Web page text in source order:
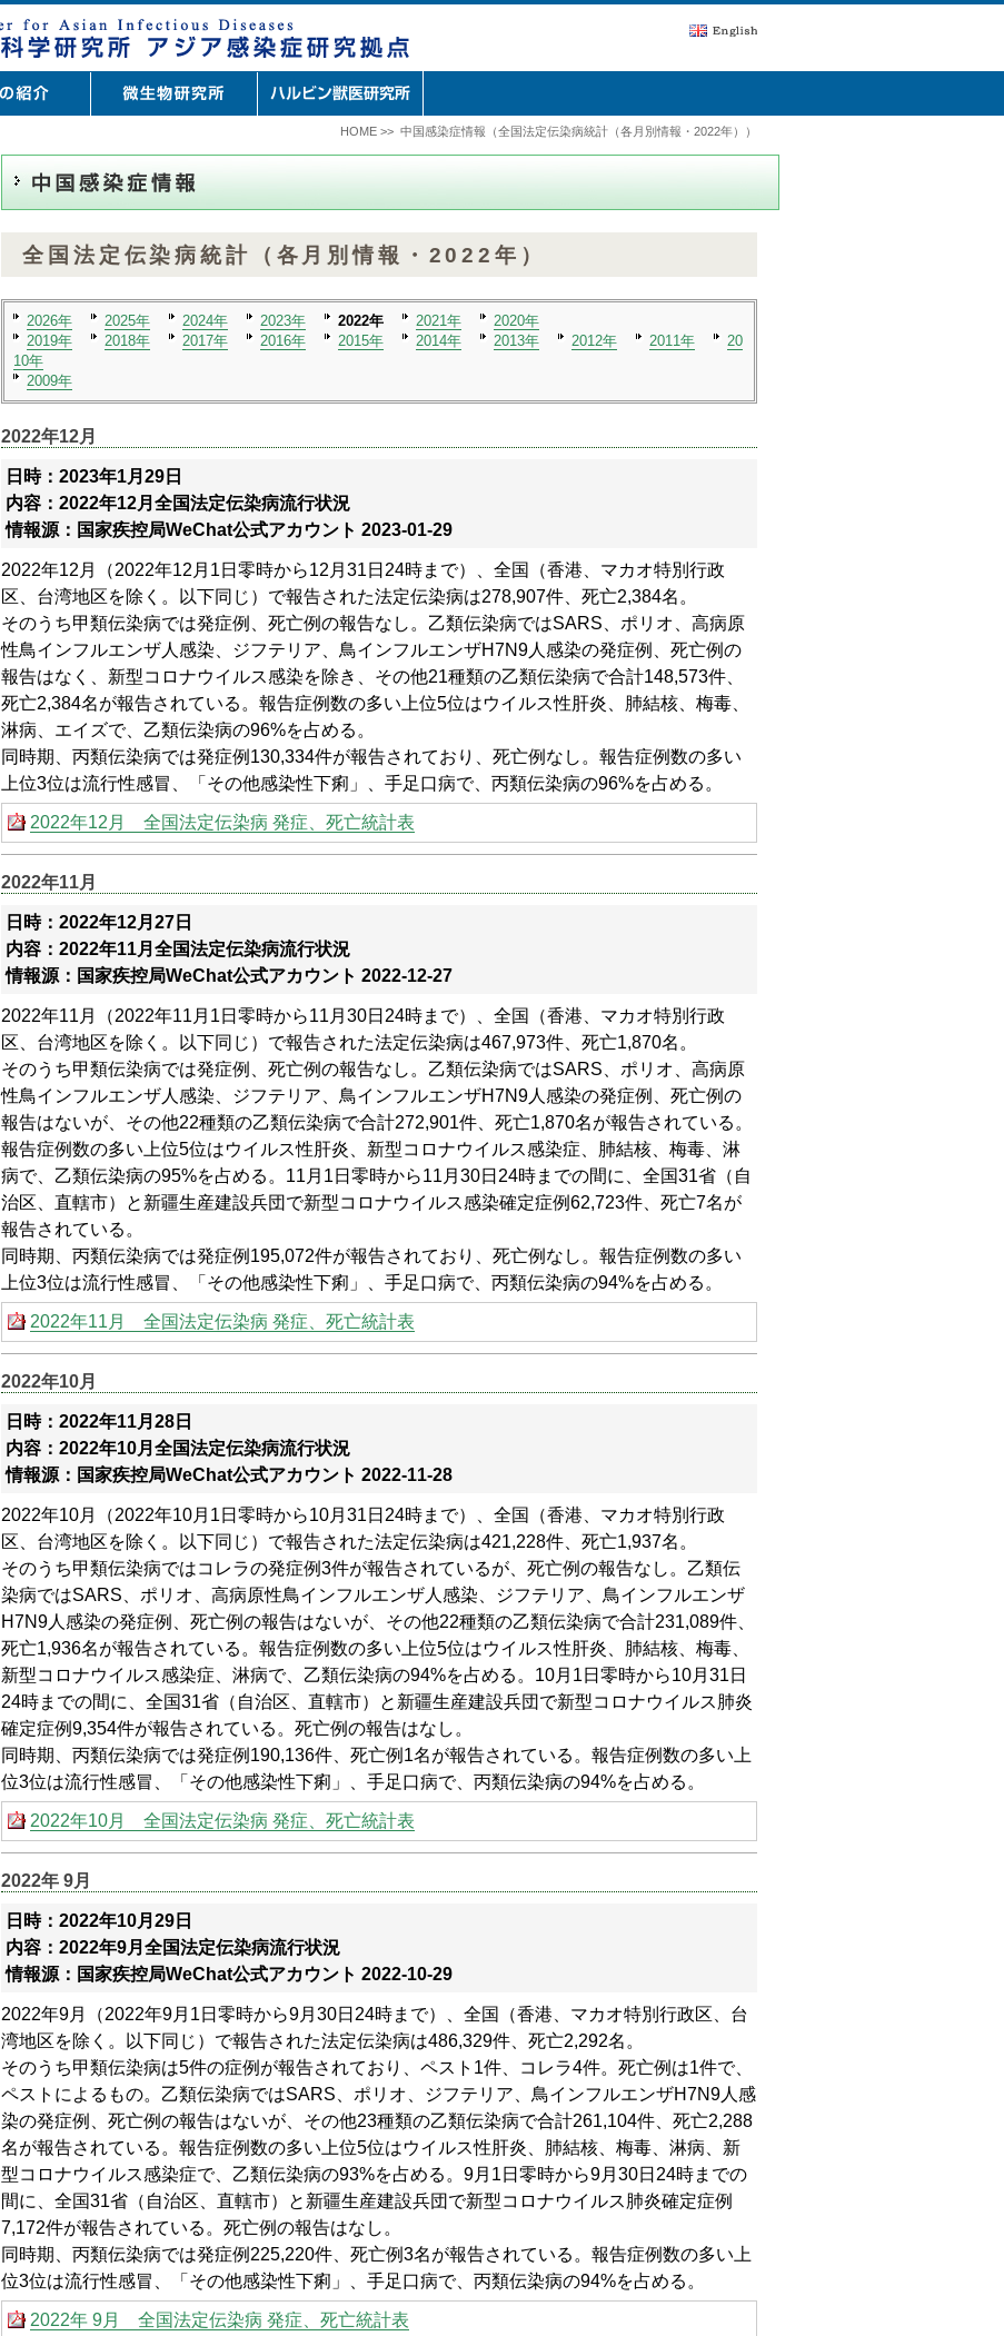
HOME >> 中国感染症情報（全国法定伝染病統計（各月別情報・2022年））
全国法定伝染病統計（各月別情報・2022年）
2026年 2025年 2024年 2023年 2022年 2021年
2020年
2019年
2018年 2017年 2016年 2015年 2014年 2013年 2012年 2011年
20
10年
2009年
2022年12月
日時：2023年1月29日
内容：2022年12月全国法定伝染病流行状況
情報源：国家疾控局WeChat公式アカウント 2023-01-29
2022年12月（2022年12月1日零時から12月31日24時まで）、全国（香港、マカオ特別行政
区、台湾地区を除く。以下同じ）で報告された法定伝染病は278,907件、死亡2,384名。
そのうち甲類伝染病では発症例、死亡例の報告なし。乙類伝染病ではSARS、ポリオ、高病原
性鳥インフルエンザ人感染、ジフテリア、鳥インフルエンザH7N9人感染の発症例、死亡例の
報告はなく、新型コロナウイルス感染を除き、その他21種類の乙類伝染病で合計148,573件、
死亡2,384名が報告されている。報告症例数の多い上位5位はウイルス性肝炎、肺結核、梅毒、
淋病、エイズで、乙類伝染病の96%を占める。
同時期、丙類伝染病では発症例130,334件が報告されており、死亡例なし。報告症例数の多い
上位3位は流行性感冒、「その他感染性下痢」、手足口病で、丙類伝染病の96%を占める。
2022年12月 全国法定伝染病 発症、死亡統計表
2022年11月
日時：2022年12月27日
内容：2022年11月全国法定伝染病流行状況
情報源：国家疾控局WeChat公式アカウント 2022-12-27
2022年11月（2022年11月1日零時から11月30日24時まで）、全国（香港、マカオ特別行政
区、台湾地区を除く。以下同じ）で報告された法定伝染病は467,973件、死亡1,870名。
そのうち甲類伝染病では発症例、死亡例の報告なし。乙類伝染病ではSARS、ポリオ、高病原
性鳥インフルエンザ人感染、ジフテリア、鳥インフルエンザH7N9人感染の発症例、死亡例の
報告はないが、その他22種類の乙類伝染病で合計272,901件、死亡1,870名が報告されている。
報告症例数の多い上位5位はウイルス性肝炎、新型コロナウイルス感染症、肺結核、梅毒、淋
病で、乙類伝染病の95%を占める。11月1日零時から11月30日24時までの間に、全国31省（自
治区、直轄市）と新疆生産建設兵団で新型コロナウイルス感染確定症例62,723件、死亡7名が
報告されている。
同時期、丙類伝染病では発症例195,072件が報告されており、死亡例なし。報告症例数の多い
上位3位は流行性感冒、「その他感染性下痢」、手足口病で、丙類伝染病の94%を占める。
2022年11月 全国法定伝染病 発症、死亡統計表
2022年10月
日時：2022年11月28日
内容：2022年10月全国法定伝染病流行状況
情報源：国家疾控局WeChat公式アカウント 2022-11-28
2022年10月（2022年10月1日零時から10月31日24時まで）、全国（香港、マカオ特別行政
区、台湾地区を除く。以下同じ）で報告された法定伝染病は421,228件、死亡1,937名。
そのうち甲類伝染病ではコレラの発症例3件が報告されているが、死亡例の報告なし。乙類伝
染病ではSARS、ポリオ、高病原性鳥インフルエンザ人感染、ジフテリア、鳥インフルエンザ
H7N9人感染の発症例、死亡例の報告はないが、その他22種類の乙類伝染病で合計231,089件、
死亡1,936名が報告されている。報告症例数の多い上位5位はウイルス性肝炎、肺結核、梅毒、
新型コロナウイルス感染症、淋病で、乙類伝染病の94%を占める。10月1日零時から10月31日
24時までの間に、全国31省（自治区、直轄市）と新疆生産建設兵団で新型コロナウイルス肺炎
確定症例9,354件が報告されている。死亡例の報告はなし。
同時期、丙類伝染病では発症例190,136件、死亡例1名が報告されている。報告症例数の多い上
位3位は流行性感冒、「その他感染性下痢」、手足口病で、丙類伝染病の94%を占める。
2022年10月 全国法定伝染病 発症、死亡統計表
2022年 9月
日時：2022年10月29日
内容：2022年9月全国法定伝染病流行状況
情報源：国家疾控局WeChat公式アカウント 2022-10-29
2022年9月（2022年9月1日零時から9月30日24時まで）、全国（香港、マカオ特別行政区、台
湾地区を除く。以下同じ）で報告された法定伝染病は486,329件、死亡2,292名。
そのうち甲類伝染病は5件の症例が報告されており、ペスト1件、コレラ4件。死亡例は1件で、
ペストによるもの。乙類伝染病ではSARS、ポリオ、ジフテリア、鳥インフルエンザH7N9人感
染の発症例、死亡例の報告はないが、その他23種類の乙類伝染病で合計261,104件、死亡2,288
名が報告されている。報告症例数の多い上位5位はウイルス性肝炎、肺結核、梅毒、淋病、新
型コロナウイルス感染症で、乙類伝染病の93%を占める。9月1日零時から9月30日24時までの
間に、全国31省（自治区、直轄市）と新疆生産建設兵団で新型コロナウイルス肺炎確定症例
7,172件が報告されている。死亡例の報告はなし。
同時期、丙類伝染病では発症例225,220件、死亡例3名が報告されている。報告症例数の多い上
位3位は流行性感冒、「その他感染性下痢」、手足口病で、丙類伝染病の94%を占める。
2022年 9月 全国法定伝染病 発症、死亡統計表